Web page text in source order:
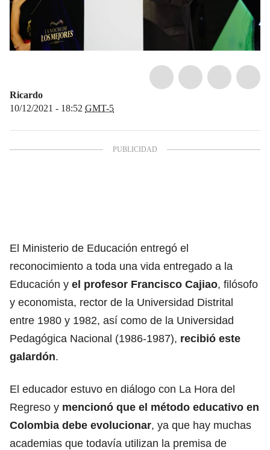
Ricardo
10/12/2021 - 18:52 GMT-5
El Ministerio de Educación entregó el
reconocimiento a toda una vida entregado a la
Educación y el profesor Francisco Cajiao, filósofo
y economista, rector de la Universidad Distrital
entre 1980 y 1982, así como de la Universidad
Pedagógica Nacional (1986-1987), recibió este
galardón.
El educador estuvo en diálogo con La Hora del
Regreso y mencionó que el método educativo en
Colombia debe evolucionar, ya que hay muchas
academias que todavía utilizan la premisa de